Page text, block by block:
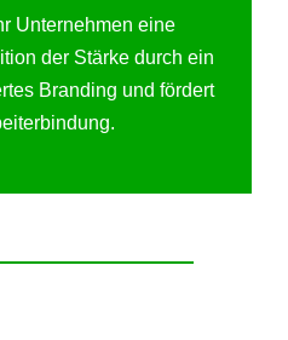
Unternehmen eine
der Stärke durch ein
Branding und fördert